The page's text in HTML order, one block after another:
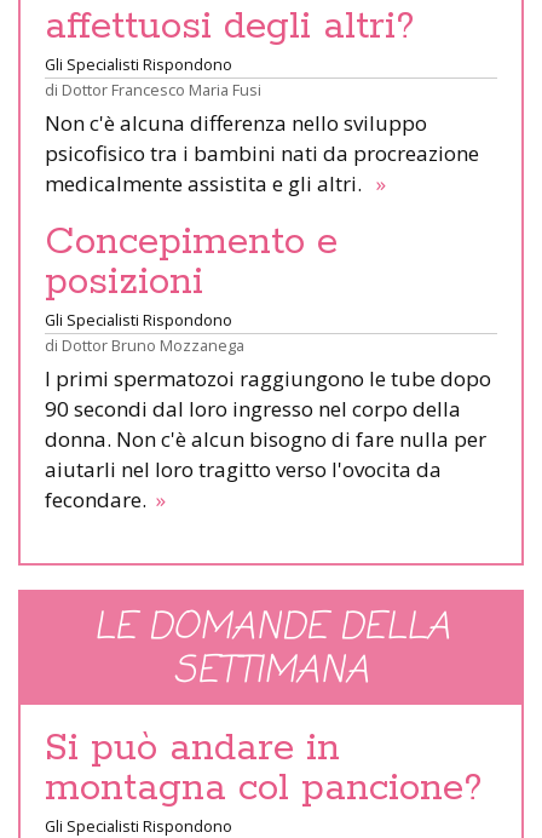
affettuosi degli altri?
Gli Specialisti Rispondono
di Dottor Francesco Maria Fusi
Non c'è alcuna differenza nello sviluppo
psicofisico tra i bambini nati da procreazione
medicalmente assistita e gli altri. »
Concepimento e
posizioni
Gli Specialisti Rispondono
di Dottor Bruno Mozzanega
I primi spermatozoi raggiungono le tube dopo
90 secondi dal loro ingresso nel corpo della
donna. Non c'è alcun bisogno di fare nulla per
aiutarli nel loro tragitto verso l'ovocita da
fecondare. »
LE DOMANDE DELLA
SETTIMANA
Si può andare in
montagna col pancione?
Gli Specialisti Rispondono